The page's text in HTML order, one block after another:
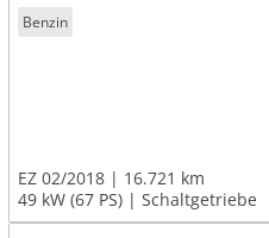
Benzin
EZ 02/2018
16.721 km
49 kW (67 PS)
Schaltgetriebe